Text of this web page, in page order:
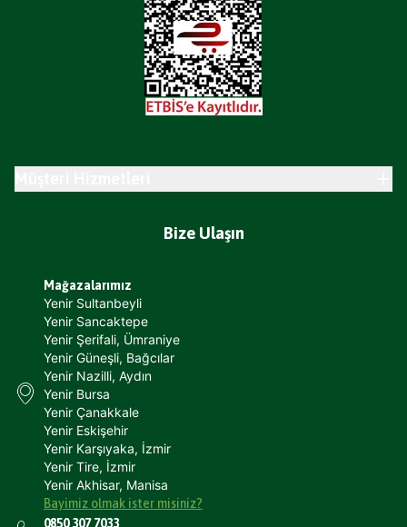
Bize Ulaşın
Mağazalarımız
Yenir Sultanbeyli
Yenir Sancaktepe
Yenir Şerifali, Ümraniye
Yenir Güneşli, Bağcılar
Yenir Nazilli, Aydın
Yenir Bursa
Yenir Çanakkale
Yenir Eskişehir
Yenir Karşıyaka, İzmir
Yenir Tire, İzmir
Yenir Akhisar, Manisa
Bayimiz olmak ister misiniz?
0850 307 7033